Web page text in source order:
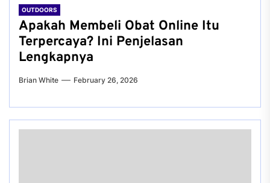
OUTDOORS
Apakah Membeli Obat Online Itu
Terpercaya? Ini Penjelasan
Lengkapnya
Brian White February 26, 2026